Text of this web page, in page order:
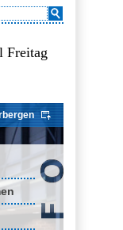
Freitag